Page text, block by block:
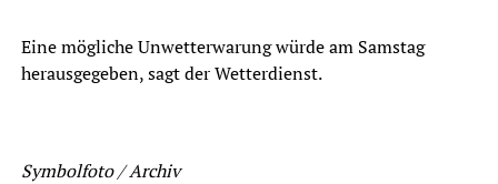
Eine mögliche Unwetterwarung würde am Samstag
herausgegeben, sagt der Wetterdienst.
Symbolfoto / Archiv